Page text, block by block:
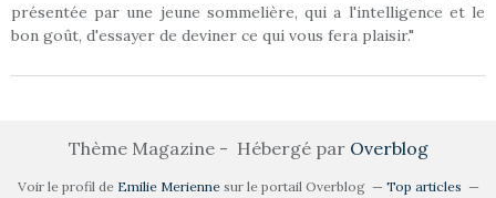
présentée par une jeune sommelière, qui a l'intelligence et le
bon goût, d'essayer de deviner ce qui vous fera plaisir."
Thème Magazine - Hébergé par Overblog
Voir le profil de Emilie Meriennesur le portail Overblog Top articles